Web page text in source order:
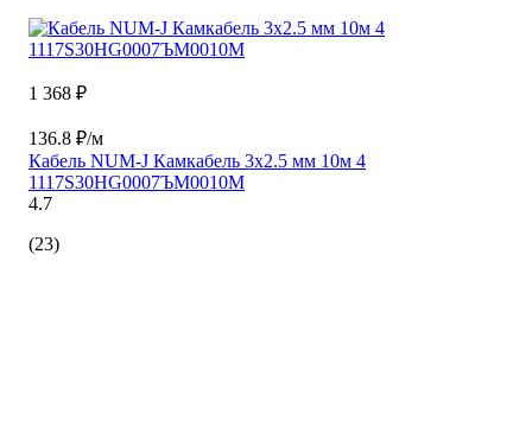
1 368 ₽
136.8 ₽/м
Кабель NUM-J Камкабель 3x2.5 мм 10м 4
1117S30HG0007ЪM0010М
4.7
(23)